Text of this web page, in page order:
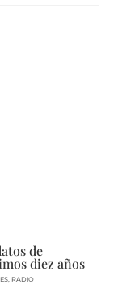
de
diez años
, RADIO